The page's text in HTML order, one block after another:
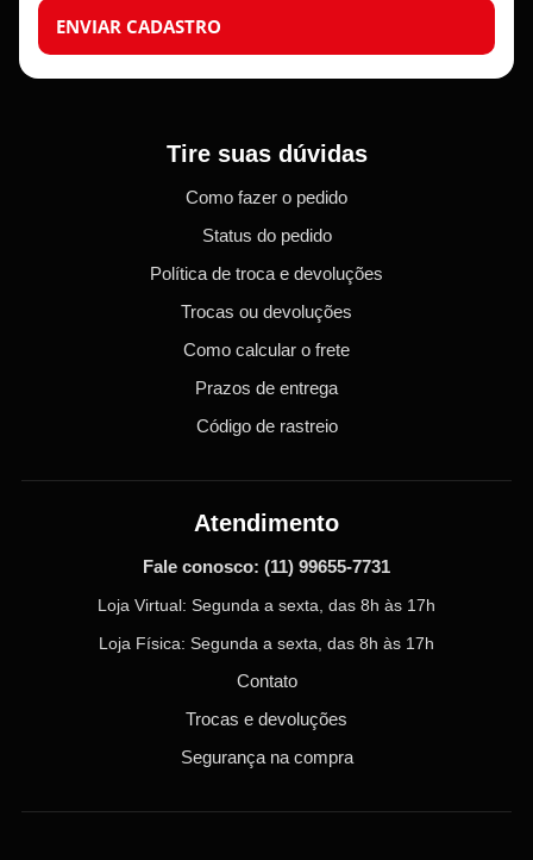
ENVIAR CADASTRO
Tire suas dúvidas
Como fazer o pedido
Status do pedido
Política de troca e devoluções
Trocas ou devoluções
Como calcular o frete
Prazos de entrega
Código de rastreio
Atendimento
Fale conosco: (11) 99655-7731
Loja Virtual: Segunda a sexta, das 8h às 17h
Loja Física: Segunda a sexta, das 8h às 17h
Contato
Trocas e devoluções
Segurança na compra